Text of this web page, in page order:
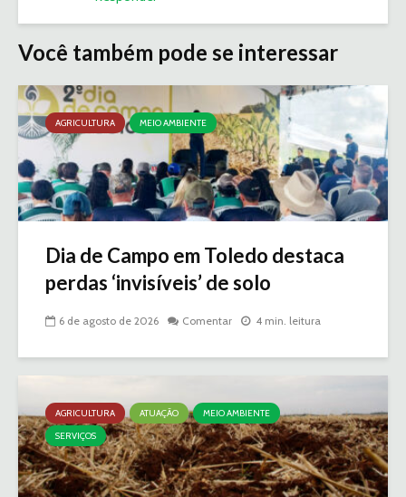
Você também pode se interessar
AGRICULTURA MEIO AMBIENTE
Dia de Campo em Toledo destaca
perdas ‘invisíveis’ de solo
6 de agosto de 2026 Comentar 4 min. leitura
AGRICULTURA ATUAÇÃO
MEIO AMBIENTE
SERVIÇOS